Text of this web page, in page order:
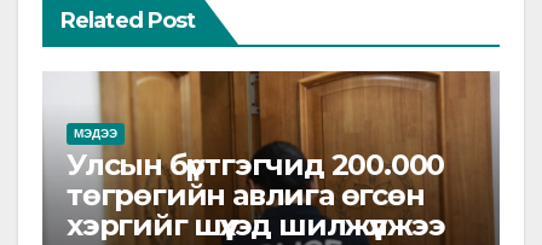
Related Post
МЭДЭЭ
Улсын бүртгэгчид 200.000
төгрөгийн авлига өгсөн
хэргийг шүүхэд шилжүүлжээ